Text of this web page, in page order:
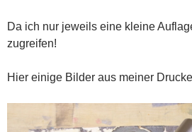
Da ich nur jeweils eine kleine
zugreifen!
Hier einige Bilder aus meiner